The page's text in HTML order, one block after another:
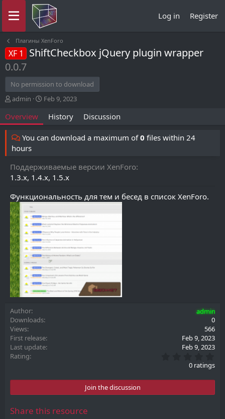
Log in Register
Плагины XenForo
XF 1
ShiftCheckbox jQuery plugin wrapper
0.0.7
No permission to download
A
t
h
o
r
admin
C
t
d
a
e
Feb 9, 2023
Overview History Discussion
You can download a maximum of0 files within 24
hours
Поддерживаемые версии XenForo
1.3.x 1.4.x 1.5.x
Функциональность для тем и бесед в список XenForo.
Author
admin
Downloads
0
Views
566
First release
Feb 9, 2023
Last update
Feb 9, 2023
Rating
.
0
t
0 ratings
Join the discussion
Share this resource